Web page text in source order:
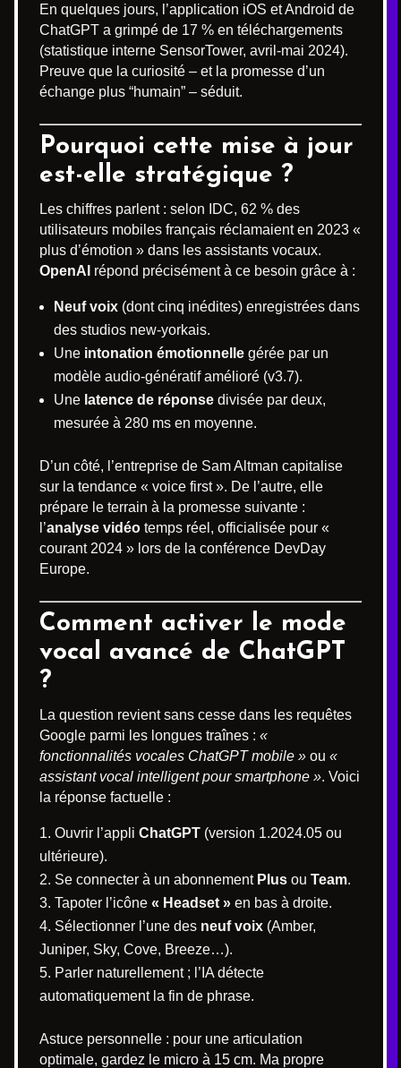
En quelques jours, l’application iOS et Android de
ChatGPT a grimpé de 17 % en téléchargements
(statistique interne SensorTower, avril-mai 2024).
Preuve que la curiosité – et la promesse d’un
échange plus “humain” – séduit.
Pourquoi cette mise à jour
est-elle stratégique ?
Les chiffres parlent : selon IDC, 62 % des
utilisateurs mobiles français réclamaient en 2023 «
plus d’émotion » dans les assistants vocaux.
OpenAI répond précisément à ce besoin grâce à :
Neuf voix (dont cinq inédites) enregistrées dans
des studios new-yorkais.
Une intonation émotionnelle gérée par un
modèle audio-génératif amélioré (v3.7).
Une latence de réponse divisée par deux,
mesurée à 280 ms en moyenne.
D’un côté, l’entreprise de Sam Altman capitalise
sur la tendance « voice first ». De l’autre, elle
prépare le terrain à la promesse suivante :
l’analyse vidéo temps réel, officialisée pour «
courant 2024 » lors de la conférence DevDay
Europe.
Comment activer le mode
vocal avancé de ChatGPT
?
La question revient sans cesse dans les requêtes
Google parmi les longues traînes : «
fonctionnalités vocales ChatGPT mobile » ou «
assistant vocal intelligent pour smartphone ». Voici
la réponse factuelle :
Ouvrir l’appli ChatGPT (version 1.2024.05 ou
ultérieure).
Se connecter à un abonnement Plus ou Team.
Tapoter l’icône « Headset » en bas à droite.
Sélectionner l’une des neuf voix (Amber,
Juniper, Sky, Cove, Breeze…).
Parler naturellement ; l’IA détecte
automatiquement la fin de phrase.
Astuce personnelle : pour une articulation
optimale, gardez le micro à 15 cm. Ma propre